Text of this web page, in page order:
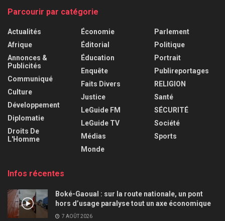
Parcourir par catégorie
Actualités
Afrique
Annonces &
Publicités
Communiqué
Culture
Développement
Diplomatie
Droits De
L'Homme
Économie
Éditorial
Éducation
Enquête
Faits Divers
Justice
LeGuide FM
LeGuide TV
Médias
Monde
Parlement
Politique
Portrait
Publireportages
RELIGION
Santé
SÉCURITÉ
Société
Sports
Infos récentes
Boké-Gaoual : sur la route nationale, un pont
hors d’usage paralyse tout un axe économique
7 AOÛT 2026